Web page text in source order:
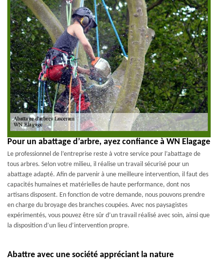
Pour un abattage d’arbre, ayez confiance à WN Elagage
Le professionnel de l’entreprise reste à votre service pour l’abattage de
tous arbres. Selon votre milieu, il réalise un travail sécurisé pour un
abattage adapté. Afin de parvenir à une meilleure intervention, il faut des
capacités humaines et matérielles de haute performance, dont nos
artisans disposent. En fonction de votre demande, nous pouvons prendre
en charge du broyage des branches coupées. Avec nos paysagistes
expérimentés, vous pouvez être sûr d’un travail réalisé avec soin, ainsi que
la disposition d’un lieu d’intervention propre.
Abattre avec une société appréciant la nature